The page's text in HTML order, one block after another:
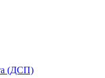
(ДСП)